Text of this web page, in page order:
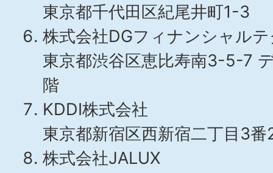
東京都千代田区紀尾井町1-3
株式会社DGフィナンシャル
東京都渋谷区恵比寿南3-5-7
階
KDDI株式会社
東京都新宿区西新宿二丁目3番
株式会社JALUX